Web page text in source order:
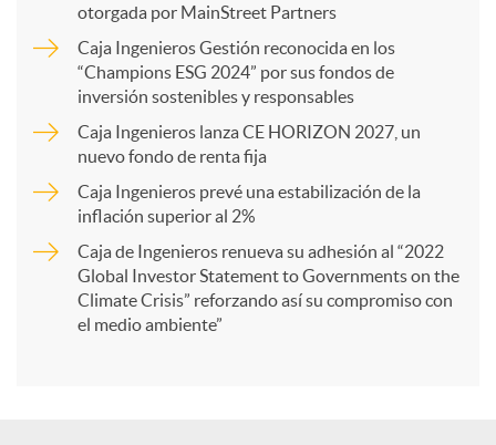
r
otorgada por MainStreet Partners
Caja Ingenieros Gestión reconocida en los
“Champions ESG 2024” por sus fondos de
inversión sostenibles y responsables
Caja Ingenieros lanza CE HORIZON 2027, un
nuevo fondo de renta fija
Caja Ingenieros prevé una estabilización de la
inflación superior al 2%
Caja de Ingenieros renueva su adhesión al “2022
Global Investor Statement to Governments on the
Climate Crisis” reforzando así su compromiso con
el medio ambiente”